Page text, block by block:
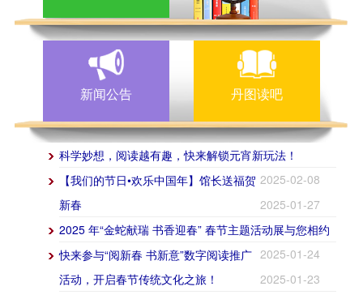
新闻公告 丹图读吧
科学妙想，阅读越有趣，快来解锁元宵新玩法！
2025-02-08
【我们的节日•欢乐中国年】馆长送福贺
新春
2025-01-27
2025 年“金蛇献瑞 书香迎春” 春节主题活动展与您相约
2025-01-24
快来参与“阅新春 书新意”数字阅读推广
活动，开启春节传统文化之旅！
2025-01-23